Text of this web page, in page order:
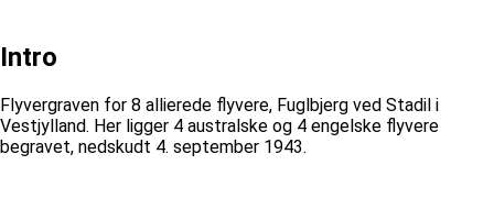
Intro
Flyvergraven for 8 allierede flyvere, Fuglbjerg ved Stadil i
Vestjylland. Her ligger 4 australske og 4 engelske flyvere
begravet, nedskudt 4. september 1943.